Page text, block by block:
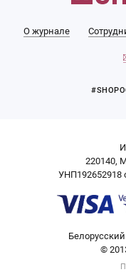
О журнале
220140,
УНП192652918
©